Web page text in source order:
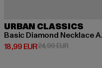
URBAN CLASSICS
18,99 EUR
Derzeitiger Preis: 18,99 EUR
24,99 EUR